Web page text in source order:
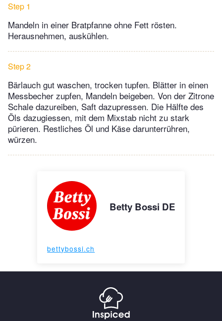
Step 1
Mandeln in einer Bratpfanne ohne Fett rösten.
Herausnehmen, auskühlen.
Step 2
Bärlauch gut waschen, trocken tupfen. Blätter in einen
Messbecher zupfen, Mandeln beigeben. Von der Zitrone
Schale dazureiben, Saft dazupressen. Die Hälfte des
Öls dazugiessen, mit dem Mixstab nicht zu stark
pürieren. Restliches Öl und Käse darunterrühren,
würzen.
Betty Bossi DE
bettybossi.ch